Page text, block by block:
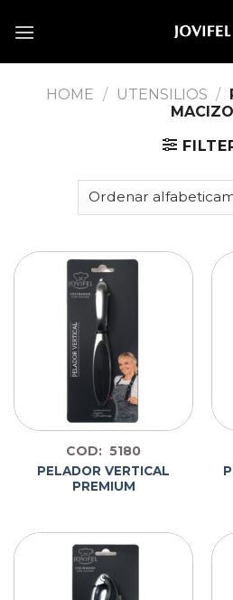
HOME / UTENSILIOS /
MACIZO
COD: 5180
PELADOR VERTICAL
PREMIUM